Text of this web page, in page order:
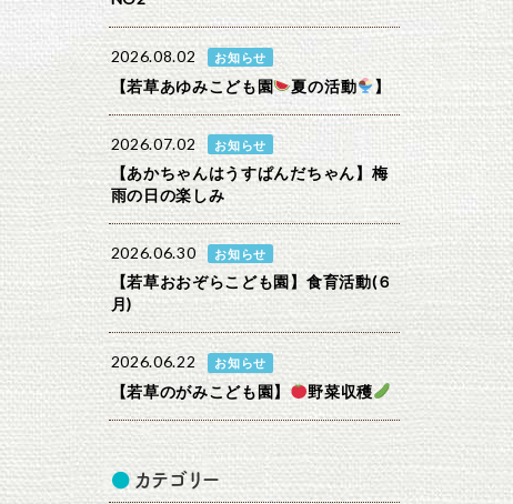
2026.08.02 お知らせ
【若草あゆみこども園 夏の活動 】
2026.07.02 お知らせ
【あかちゃんはうすぱんだちゃん】梅
雨の日の楽しみ
2026.06.30 お知らせ
【若草おおぞらこども園】食育活動(６
月)
2026.06.22 お知らせ
【若草のがみこども園】 野菜収穫
カテゴリー